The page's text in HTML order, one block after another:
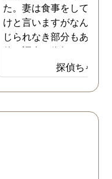
た。妻は食事をしている
けと言いますがなんとも
じられなき部分もあり、
偵に調査を依頼しました
妻は定期的に男友達と食
に出かけているため、調
日は簡単に決めることが
果、妻が男友達と食事だ
探偵ちゃん